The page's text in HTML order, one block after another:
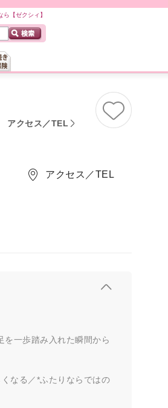
【ゼクシィ】
アクセス／TEL
アクセス／TEL
を一歩踏み入れた瞬間から
なる／*ふたりならではの